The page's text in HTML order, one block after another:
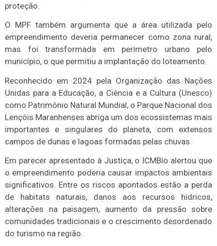
proteção.
O MPF também argumenta que a área utilizada pelo
empreendimento deveria permanecer como zona rural,
mas foi transformada em perímetro urbano pelo
município, o que permitiu a implantação do loteamento.
Reconhecido em 2024 pela Organização das Nações
Unidas para a Educação, a Ciência e a Cultura (Unesco)
como Patrimônio Natural Mundial, o Parque Nacional dos
Lençóis Maranhenses abriga um dos ecossistemas mais
importantes e singulares do planeta, com extensos
campos de dunas e lagoas formadas pelas chuvas.
Em parecer apresentado à Justiça, o ICMBio alertou que
o empreendimento poderia causar impactos ambientais
significativos. Entre os riscos apontados estão a perda
de habitats naturais, danos aos recursos hídricos,
alterações na paisagem, aumento da pressão sobre
comunidades tradicionais e o crescimento desordenado
do turismo na região.